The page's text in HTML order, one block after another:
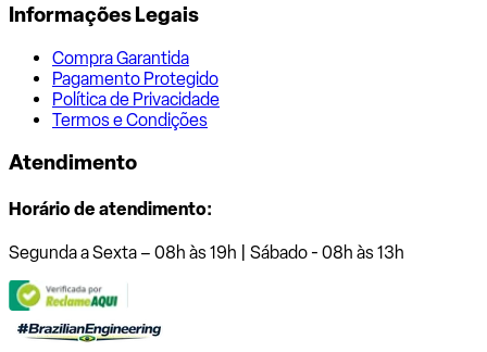
Informações Legais
Compra Garantida
Pagamento Protegido
Política de Privacidade
Termos e Condições
Atendimento
Horário de atendimento:
Segunda a Sexta – 08h às 19h | Sábado - 08h às 13h